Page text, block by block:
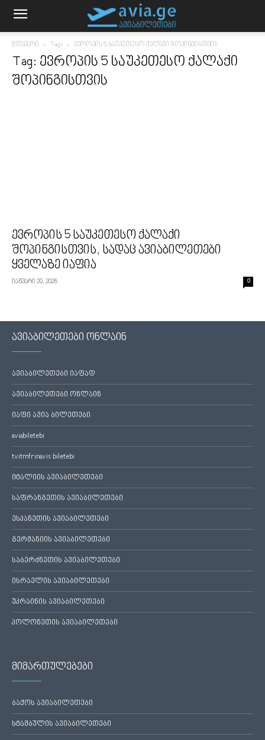
მთავარი Tags ევროპის 5 საუკეთესო ქალაქი შოპინგისთვის
Tag: ევროპის 5 საუკეთესო ქალაქი
შოპინგისთვის
ევროპის 5 საუკეთესო ქალაქი
შოპინგისთვის, სადაც ავიაბილეთები
ყველაზე იაფია
იანვარი 20, 2026 0
ავიაბილეთები ონლაინ
ავიაბილეთები იაფად
ავიაბილეთები ონლაინ
იაფი ავია ბილეთები
aviabiletebi
tvitmfrinavis biletebi
იტალიის ავიაბილეთები
საფრანგეთის ავიაბილეთები
ესპანეთის ავიაბილეთები
გერმანიის ავიაბილეთები
საბერძნეთის ავიაბილეთები
ისრაელის ავიაბილეთები
უკრაინის ავიაბილეთები
პოლონეთის ავიაბილეთები
მიმართულებები
ბაქოს ავიაბილეთები
სტამბულის ავიაბილეთები